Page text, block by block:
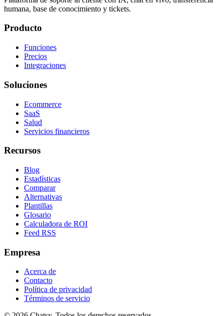
humana, base de conocimiento y tickets.
Producto
Funciones
Precios
Integraciones
Soluciones
Ecommerce
SaaS
Salud
Servicios financieros
Recursos
Blog
Estadísticas
Comparar
Alternativas
Plantillas
Glosario
Calculadora de ROI
Feed RSS
Empresa
Acerca de
Contacto
Política de privacidad
Términos de servicio